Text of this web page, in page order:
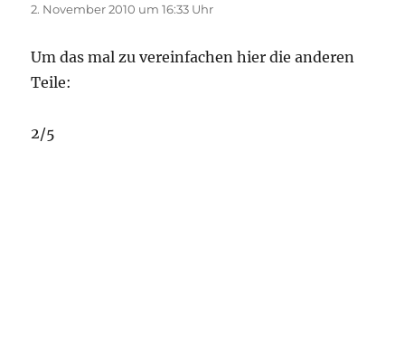
2. November 2010 um 16:33 Uhr
Um das mal zu vereinfachen hier die anderen
Teile:
2/5